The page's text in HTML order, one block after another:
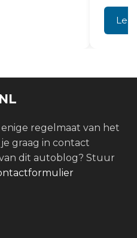
regelmaat van het
graag in contact
dit autoblog? Stuur